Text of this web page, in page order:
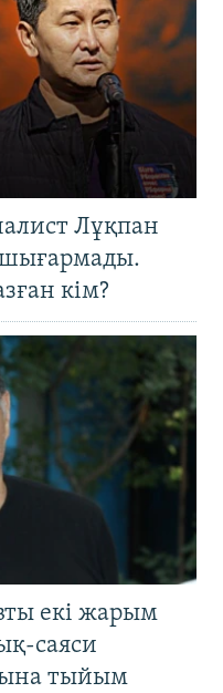
Лұқпан
кім?
екі жарым
саяси
тыйым